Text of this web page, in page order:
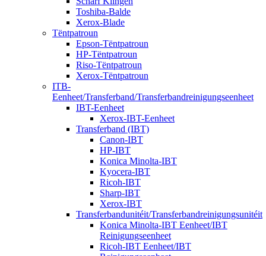
Toshiba-Balde
Xerox-Blade
Tëntpatroun
Epson-Tëntpatroun
HP-Tëntpatroun
Riso-Tëntpatroun
Xerox-Tëntpatroun
ITB-
Eenheet/Transferband/Transferbandreinigungseenheet
IBT-Eenheet
Xerox-IBT-Eenheet
Transferband (IBT)
Canon-IBT
HP-IBT
Konica Minolta-IBT
Kyocera-IBT
Ricoh-IBT
Sharp-IBT
Xerox-IBT
Transferbandunitéit/Transferbandreinigungsunitéit
Konica Minolta-IBT Eenheet/IBT
Reinigungseenheet
Ricoh-IBT Eenheet/IBT